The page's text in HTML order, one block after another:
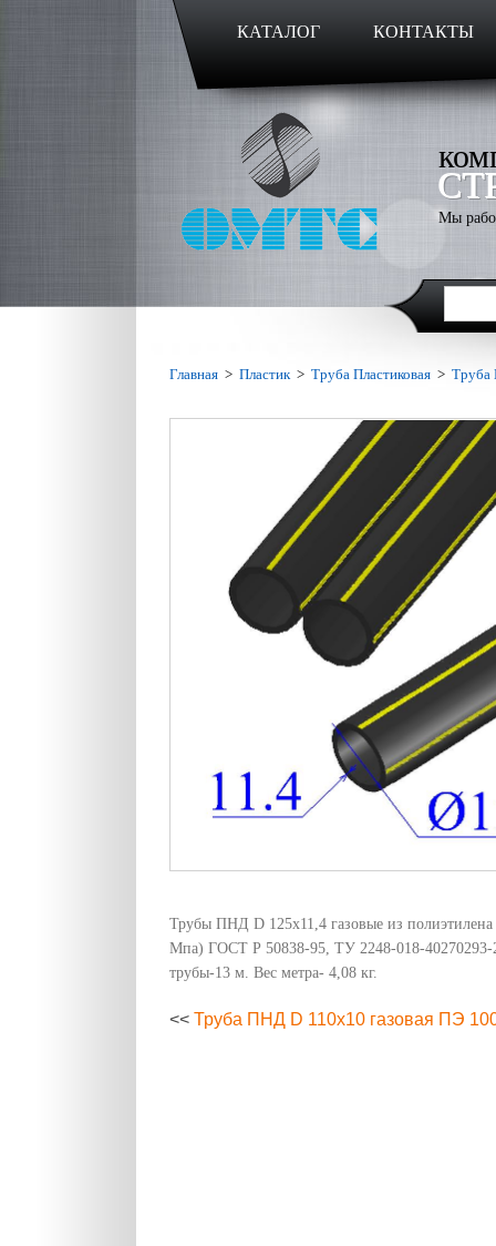
КАТАЛОГ КОНТАКТЫ
Мы
Главная > Пластик> Труба Пластиковая > Труба
Трубы ПНД D 125х11,4 газовые из
Мпа) ГОСТ Р 50838-95, ТУ 2248-018-40270293-
трубы-13 м. Вес метра- 4,08 кг.
<< Труба ПНД D 110х10 газовая ПЭ